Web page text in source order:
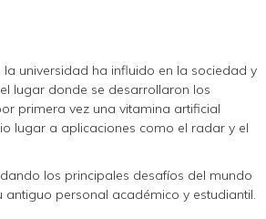
universidad ha influido en la sociedad y
lugar donde se desarrollaron los
primera vez una vitamina artificial
lugar a aplicaciones como el radar y el
los principales desafíos del mundo
personal académico y estudiantil.